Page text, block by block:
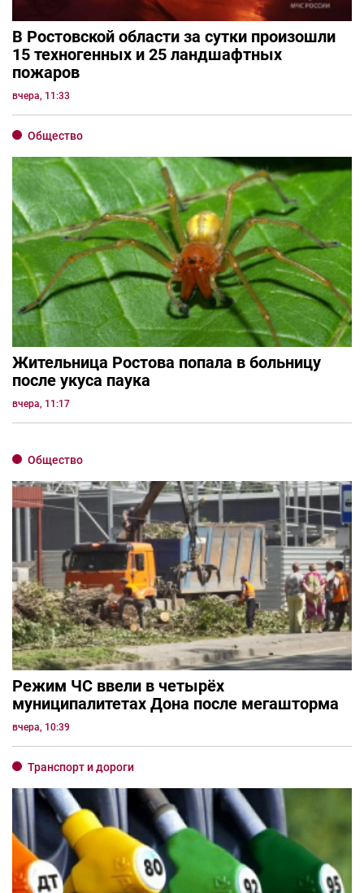
В Ростовской области за сутки произошли
15 техногенных и 25 ландшафтных
пожаров
вчера, 11:33
Общество
Жительница Ростова попала в больницу
после укуса паука
вчера, 11:17
Общество
Режим ЧС ввели в четырёх
муниципалитетах Дона после мегашторма
вчера, 10:39
Транспорт и дороги